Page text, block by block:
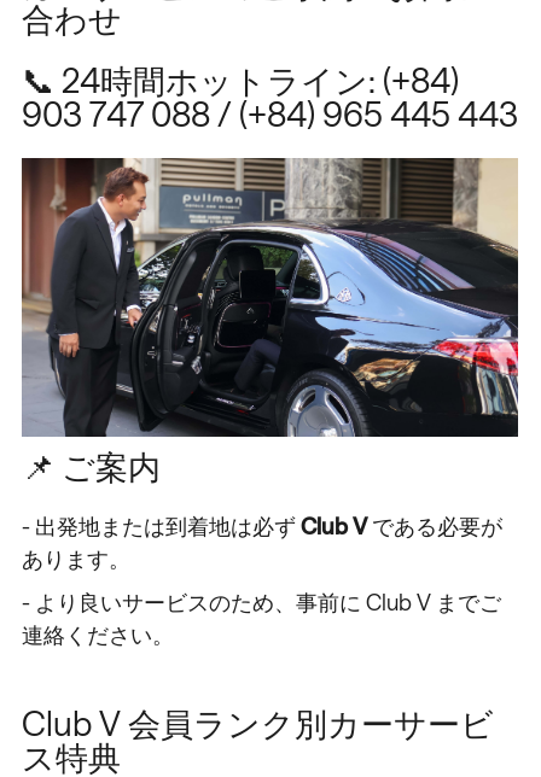
合わせ
📞 24時間ホットライン: (+84)
903 747 088 / (+84) 965 445 443
📌 ご案内
- 出発地または到着地は必ずClub Vである必要が
あります。
- より良いサービスのため、事前に Club V までご
連絡ください。
Club V 会員ランク別カーサービ
ス特典